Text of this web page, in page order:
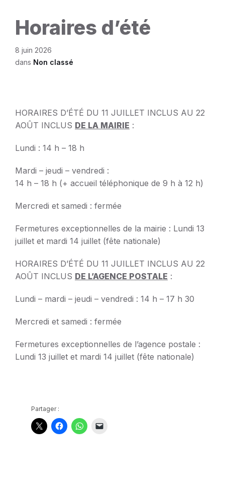
Horaires d’été
8 juin 2026
dans Non classé
HORAIRES D’ÉTÉ DU 11 JUILLET INCLUS AU 22
AOÛT INCLUS DE LA MAIRIE :
Lundi : 14 h – 18 h
Mardi – jeudi – vendredi :
14 h – 18 h (+ accueil téléphonique de 9 h à 12 h)
Mercredi et samedi : fermée
Fermetures exceptionnelles de la mairie : Lundi 13
juillet et mardi 14 juillet (fête nationale)
HORAIRES D’ÉTÉ DU 11 JUILLET INCLUS AU 22
AOÛT INCLUS DE L’AGENCE POSTALE :
Lundi – mardi – jeudi – vendredi : 14 h – 17 h 30
Mercredi et samedi : fermée
Fermetures exceptionnelles de l’agence postale :
Lundi 13 juillet et mardi 14 juillet (fête nationale)
Partager :